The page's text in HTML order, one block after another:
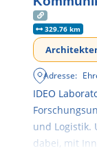
329.76 km
Adresse:
IDEO
und Logistik.
dabei, mit